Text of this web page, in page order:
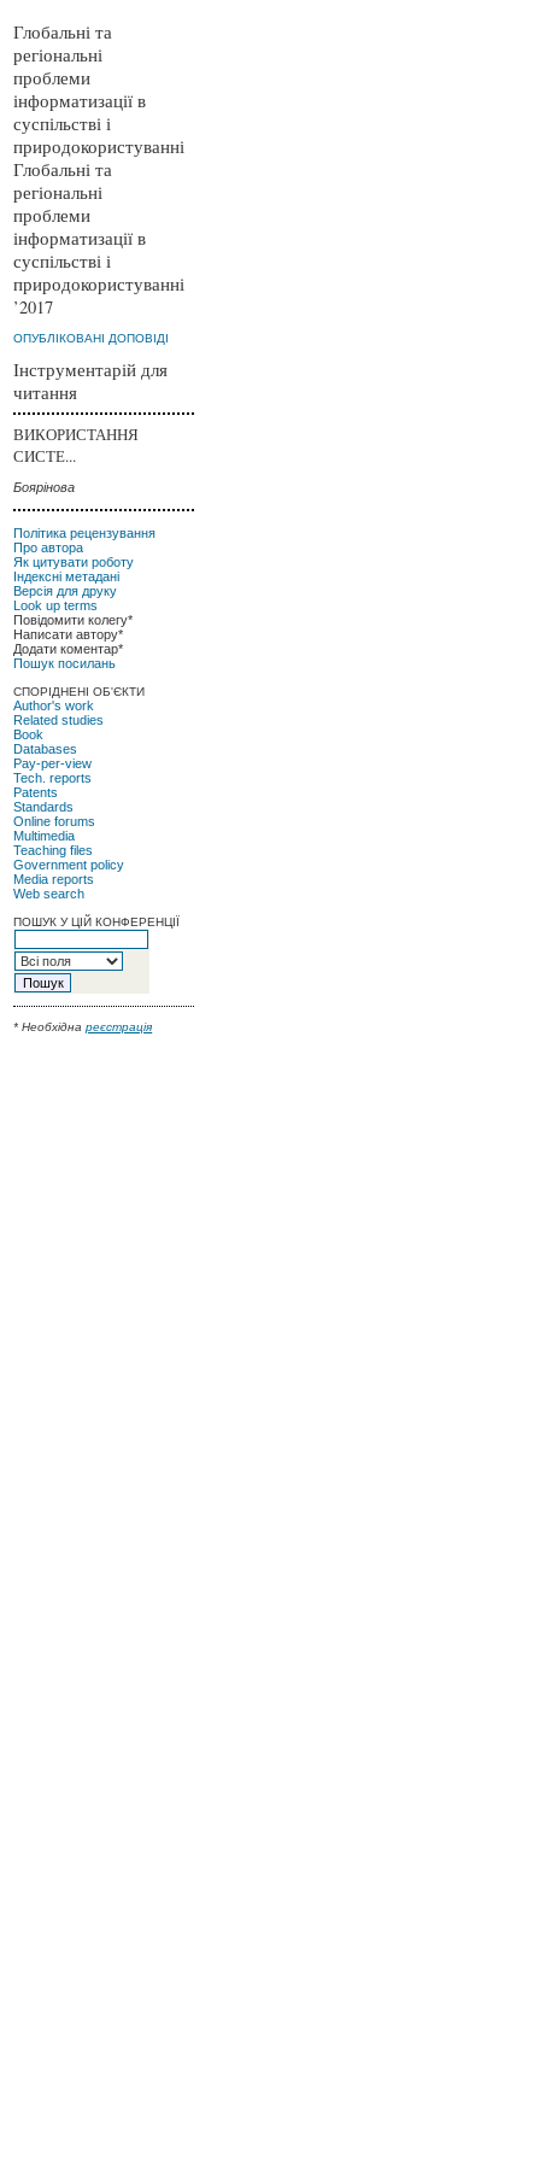
Глобальні та
регіональні
проблеми
інформатизації в
суспільстві і
природокористуванні
Глобальні та
регіональні
проблеми
інформатизації в
суспільстві і
природокористуванні
’2017
ОПУБЛІКОВАНІ ДОПОВІДІ
Інструментарій для
читання
ВИКОРИСТАННЯ
СИСТЕ...
Боярінова
Політика рецензування
Про автора
Як цитувати роботу
Індексні метадані
Версія для друку
Look up terms
Повідомити колегу*
Написати автору*
Додати коментар*
Пошук посилань
СПОРІДНЕНІ ОБ'ЄКТИ
Author's work
Related studies
Book
Databases
Pay-per-view
Tech. reports
Patents
Standards
Online forums
Multimedia
Teaching files
Government policy
Media reports
Web search
ПОШУК У ЦІЙ КОНФЕРЕНЦІЇ
* Необхіднареєстрація